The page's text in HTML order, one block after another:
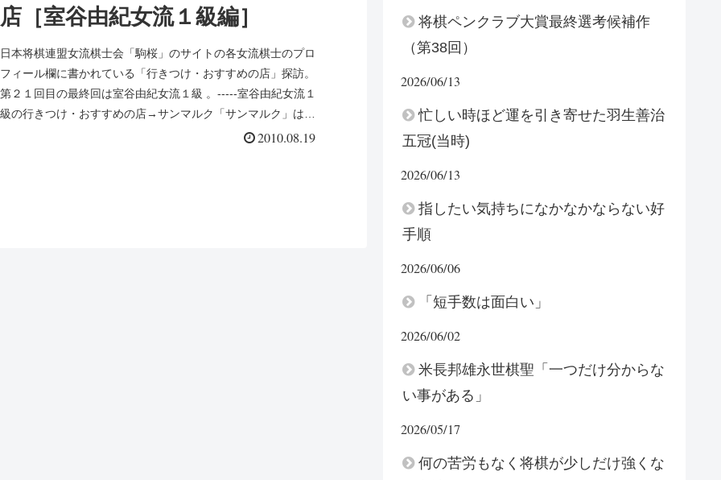
店［室谷由紀女流１級編］
日本将棋連盟女流棋士会「駒桜」のサイトの各女流棋士のプロ
フィール欄に書かれている「行きつけ・おすすめの店」探訪。
第２１回目の最終回は室谷由紀女流１級 。-----室谷由紀女流１
級の行きつけ・おすすめの店→サンマルク「サンマルク」は岡
2010.08.19
将棋ペンクラブ大賞最終選考候補作
（第38回）
2026/06/13
忙しい時ほど運を引き寄せた羽生善治
五冠(当時)
2026/06/13
指したい気持ちになかなかならない好
手順
2026/06/06
「短手数は面白い」
2026/06/02
米長邦雄永世棋聖「一つだけ分からな
い事がある」
2026/05/17
何の苦労もなく将棋が少しだけ強くな